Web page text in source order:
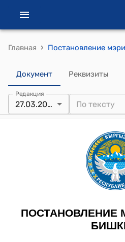
Главная ›
Документ Реквизиты
Редакция
27.03.2026